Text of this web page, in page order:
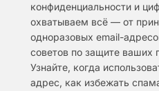
конфиденциальности и
охватываем всё — от
одноразовых email-
советов по защите ваших
Узнайте, когда
адрес, как избежать